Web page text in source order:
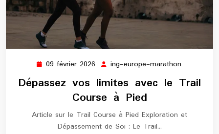
09 février 2026 09
février
2026
ing-europe-marathon
europe-
marathon
Dépassez vos limites avec le Trail
Course à Pied
Article sur le Trail Course à Pied Exploration et
Dépassement de Soi : Le Trail…